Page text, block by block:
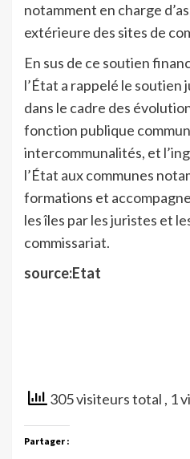
notamment en charge
extérieure des sites de
En sus de ce soutien
l’État a rappelé le
dans le cadre des
fonction publique
intercommunalités, et
l’État aux communes
formations et
les îles par les juristes et
commissariat.
source:Etat
305 visiteurs total , 1
Partager :